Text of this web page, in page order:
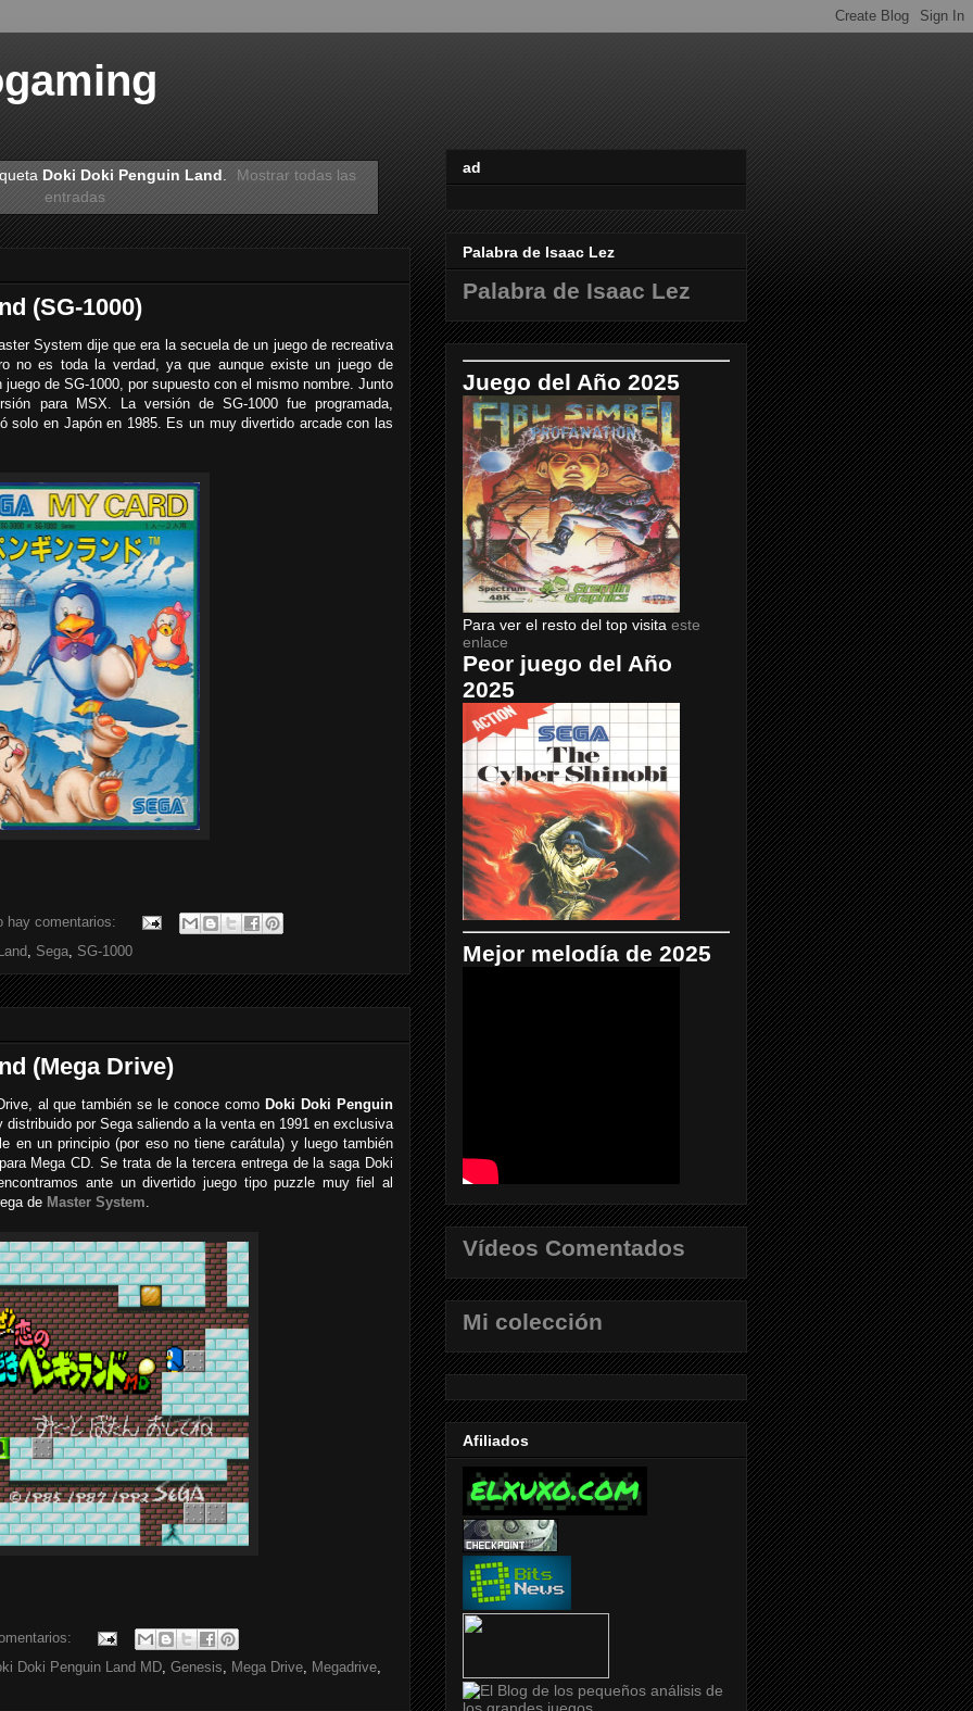
Doki Doki Penguin Land.
Mostrar todas las
entradas
(SG-1000)
System dije que era la secuela de un juego de recreativa
no es toda la verdad, ya que aunque existe un juego de
de SG-1000, por supuesto con el mismo nombre. Junto
para MSX. La versión de SG-1000 fue programada,
solo en Japón en 1985. Es un muy divertido arcade con las
hay comentarios:
Sega SG-1000
(Mega Drive)
al que también se le conoce comoDoki Doki Penguin
distribuido por Sega saliendo a la venta en 1991 en exclusiva
en un principio (por eso no tiene carátula) y luego también
Mega CD. Se trata de la tercera entrega de la saga Doki
ante un divertido juego tipo puzzle muy fiel al
de Master System
Doki Penguin Land MD Genesis Mega Drive Megadrive
ad
Palabra de Isaac Lez
Palabra de Isaac Lez
Juego del Año 2025
Para ver el resto del top visita este
enlace
Peor juego del Año
2025
Mejor melodía de 2025
Vídeos Comentados
Mi colección
Afiliados